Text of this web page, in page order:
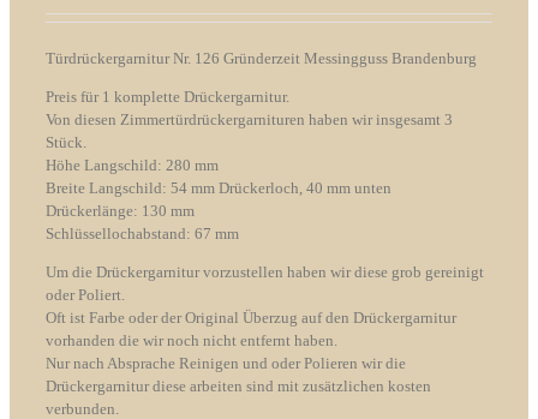
Türdrückergarnitur Nr. 126 Gründerzeit Messingguss Brandenburg
Preis für 1 komplette Drückergarnitur.
Von diesen Zimmertürdrückergarnituren haben wir insgesamt 3
Stück.
Höhe Langschild: 280 mm
Breite Langschild: 54 mm Drückerloch, 40 mm unten
Drückerlänge: 130 mm
Schlüssellochabstand: 67 mm
Um die Drückergarnitur vorzustellen haben wir diese grob gereinigt
oder Poliert.
Oft ist Farbe oder der Original Überzug auf den Drückergarnitur
vorhanden die wir noch nicht entfernt haben.
Nur nach Absprache Reinigen und oder Polieren wir die
Drückergarnitur diese arbeiten sind mit zusätzlichen kosten
verbunden.